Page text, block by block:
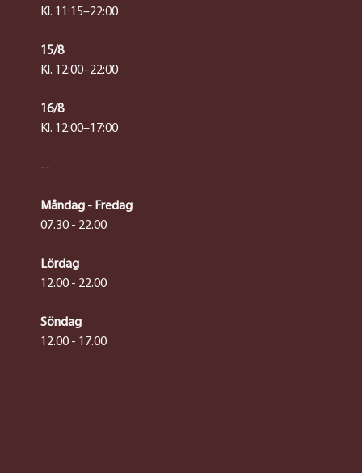
Kl. 11:15–22:00
15/8
Kl. 12:00–22:00
16/8
Kl. 12:00–17:00
--
Måndag - Fredag
07.30 - 22.00
Lördag
12.00 - 22.00
Söndag
12.00 - 17.00